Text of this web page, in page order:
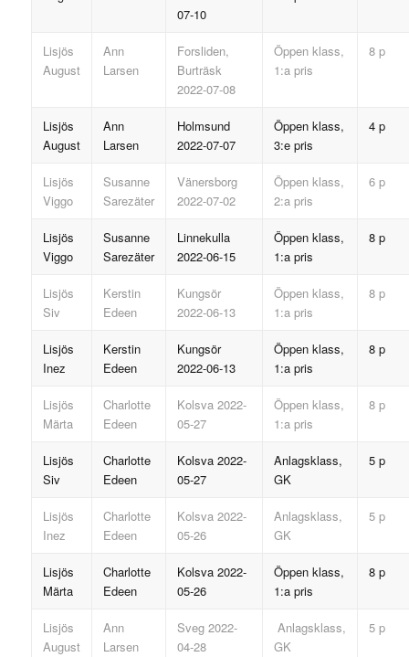
07-10
Lisjös
August
Ann
Larsen
Forsliden,
Burträsk
2022-07-08
Öppen klass,
1:a pris
8 p
Lisjös
August
Ann
Larsen
Holmsund
2022-07-07
Öppen klass,
3:e pris
4 p
Lisjös
Viggo
Susanne
Sarezäter
Vänersborg
2022-07-02
Öppen klass,
2:a pris
6 p
Lisjös
Viggo
Susanne
Sarezäter
Linnekulla
2022-06-15
Öppen klass,
1:a pris
8 p
Lisjös
Siv
Kerstin
Edeen
Kungsör
2022-06-13
Öppen klass,
1:a pris
8 p
Lisjös
Inez
Kerstin
Edeen
Kungsör
2022-06-13
Öppen klass,
1:a pris
8 p
Lisjös
Märta
Charlotte
Edeen
Kolsva 2022-
05-27
Öppen klass,
1:a pris
8 p
Lisjös
Siv
Charlotte
Edeen
Kolsva 2022-
05-27
Anlagsklass,
GK
5 p
Lisjös
Inez
Charlotte
Edeen
Kolsva 2022-
05-26
Anlagsklass,
GK
5 p
Lisjös
Märta
Charlotte
Edeen
Kolsva 2022-
05-26
Öppen klass,
1:a pris
8 p
Lisjös
August
Ann
Larsen
Sveg 2022-
04-28
Anlagsklass,
GK
5 p